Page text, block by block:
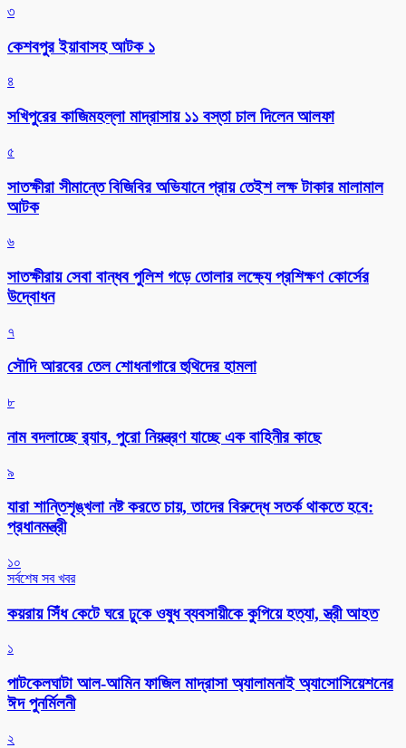
৩
কেশবপুর ইয়াবাসহ আটক ১
৪
সখিপুরের কাজিমহল্লা মাদ্রাসায় ১১ বস্তা চাল দিলেন আলফা
৫
সাতক্ষীরা সীমান্তে বিজিবির অভিযানে প্রায় তেইশ লক্ষ টাকার মালামাল
আটক
৬
সাতক্ষীরায় সেবা বান্ধব পুলিশ গড়ে তোলার লক্ষ্যে প্রশিক্ষণ কোর্সের
উদ্বোধন
৭
সৌদি আরবের তেল শোধনাগারে হুথিদের হামলা
৮
নাম বদলাচ্ছে র‌্যাব, পুরো নিয়ন্ত্রণ যাচ্ছে এক বাহিনীর কাছে
৯
যারা শান্তিশৃঙ্খলা নষ্ট করতে চায়, তাদের বিরুদ্ধে সতর্ক থাকতে হবে:
প্রধানমন্ত্রী
১০
সর্বশেষ সব খবর
কয়রায় সিঁধ কেটে ঘরে ঢুকে ওষুধ ব্যবসায়ীকে কুপিয়ে হত্যা, স্ত্রী আহত
১
পাটকেলঘাটা আল-আমিন ফাজিল মাদ্রাসা অ্যালামনাই অ্যাসোসিয়েশনের
ঈদ পুনর্মিলনী
২